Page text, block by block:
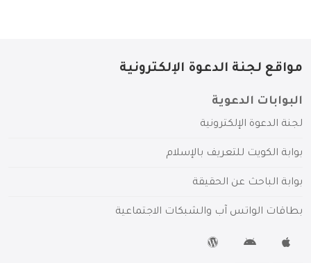
مواقع لجنة الدعوة الإلكترونية
البوابات الدعوية
لجنة الدعوة الإلكترونية
بوابة الكويت للتعريف بالإسلام
بوابة الباحث عن الحقيقة
بطاقات الواتس آب والشبكات الاجتماعية